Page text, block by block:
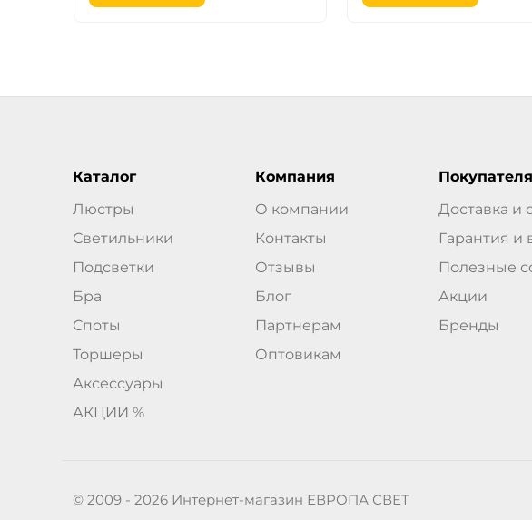
Каталог
Люстры
Светильники
Подсветки
Бра
Споты
Торшеры
Аксессуары
АКЦИИ %
Компания
О компании
Контакты
Отзывы
Блог
Партнерам
Оптовикам
Доставка и
Гарантия и
Полезные
Акции
Бренды
© 2009 - 2026 Интернет-магазин ЕВРОПА СВЕТ